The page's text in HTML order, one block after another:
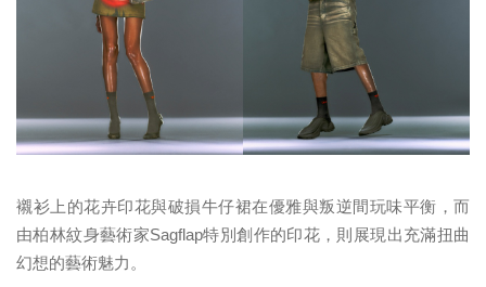
襯衫上的花卉印花與破損牛仔裙在優雅與叛逆間玩味平衡，而
由柏林紋身藝術家Sagflap特別創作的印花，則展現出充滿扭曲
幻想的藝術魅力。